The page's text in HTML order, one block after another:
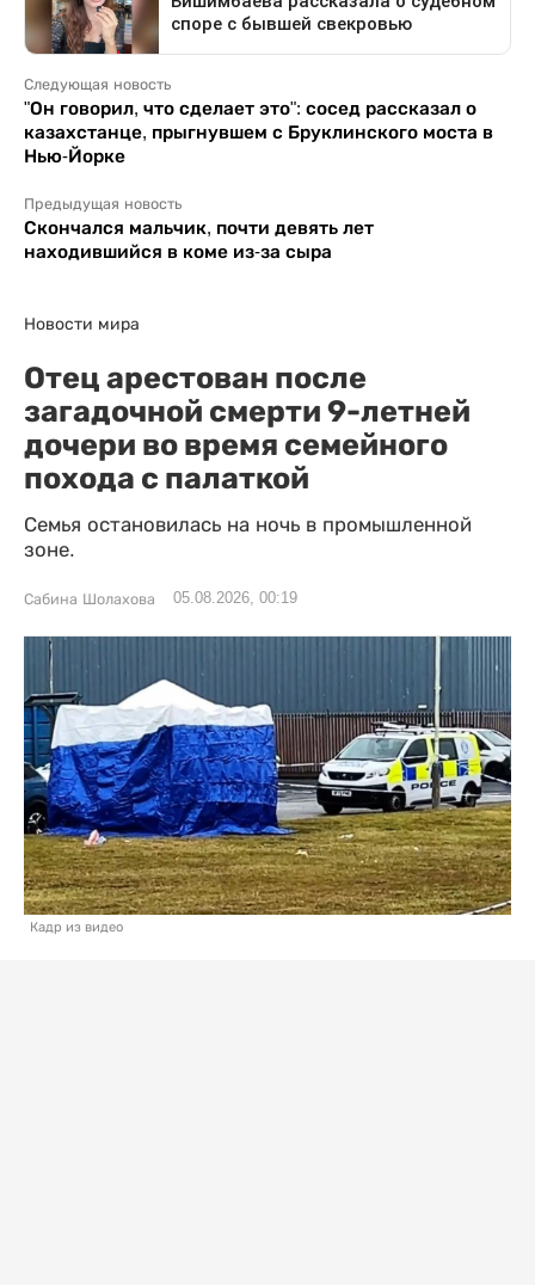
Следующая новость
"Он говорил, что сделает это": сосед рассказал о
казахстанце, прыгнувшем с Бруклинского моста в
Нью-Йорке
Предыдущая новость
Скончался мальчик, почти девять лет
находившийся в коме из-за сыра
Новости мира
Отец арестован после
загадочной смерти 9-летней
дочери во время семейного
похода с палаткой
Семья остановилась на ночь в промышленной
зоне.
Сабина Шолахова 05.08.2026, 00:19
Кадр из видео